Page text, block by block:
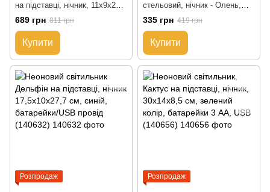
на підставці, нічник, 11x9x28
см, батарейки/USB провід
(140564)
689 грн 811 грн
Купити
стельовий, нічник - Олень,
26x1,7x28 см, теплий білий,
3AA (140618)
335 грн 419 грн
Купити
Розпродаж Розпродаж